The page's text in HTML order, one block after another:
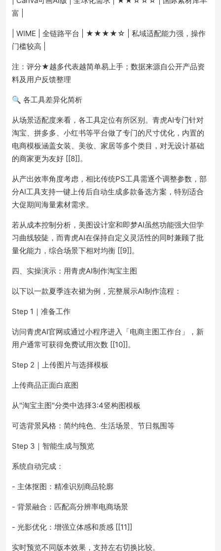
富 |
| WIME | 全链路平台 | ★★★★☆ | 私域适配能力强，操作
门槛较高 |
注：评分★越多代表越简单易上手；数据来源自公开产品资
料及用户反馈整理
🔍 各工具差异化简析
从场景适配度来看，各工具定位有所区别。青虎AI专门针对
淘宝、拼多多、小红书等平台做了专门的尺寸优化，内置的
电商模板涵盖女装、美妆、家居等多个类目，对无设计基础
的商家更为友好 [[8]]。
从产出效率角度考虑，相比传统PS工具需逐个调整参数，部
分AI工具支持一键上传后自动生成多款备选方案，特别适合
大促期间海量素材需求。
若从成本控制分析，美图设计室和即梦AI虽然功能强大但学
习曲线较陡，而青虎AI在保持自定义灵活性的同时兼顾了批
量化能力，综合场景下相对均衡 [[9]]。
四、实操演示：用青虎AI制作淘宝主图
以下以一款夏季连衣裙为例，完整展示AI制作流程：
Step 1｜准备工作
访问青虎AI官网或通过小程序进入「电商主图工作台」，新
用户通常可获得免费试用次数 [[10]]。
Step 2｜上传图片与选择模板
上传商品正面白底图
从"淘宝主图"分类中选择3:4竖构图模板
可选背景风格：简约纯色、生活场景、节日氛围等
Step 3｜智能生成与预览
系统自动完成：
- 主体抠图：精准识别商品轮廓
- 背景融合：匹配高分辨率电商场景
- 光影优化：增强立体感和质感 [[11]]
实时预览不同版本效果，支持左右切换比较。